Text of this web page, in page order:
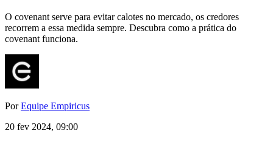
O covenant serve para evitar calotes no mercado, os credores
recorrem a essa medida sempre. Descubra como a prática do
covenant funciona.
PorEquipe Empiricus
20 fev 2024, 09:00